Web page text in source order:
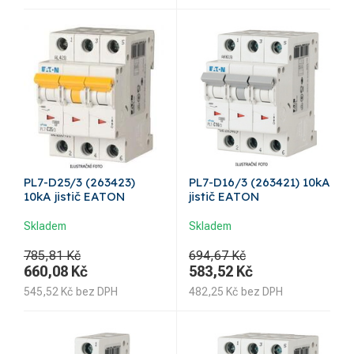
PL7-D25/3 (263423)
10kA jistič EATON
Skladem
785,81 Kč
660,08 Kč
545,52 Kč bez DPH
PL7-D16/3 (263421) 10kA
jistič EATON
Skladem
694,67 Kč
583,52 Kč
482,25 Kč bez DPH